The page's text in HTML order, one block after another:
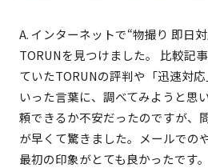
A. インターネットで“物撮り 即日
TORUNを見つけました。 比較記
ていたTORUNの評判や「迅速対
いった言葉に、調べてみようと思
頼できるか不安だったのですが、
が早くて驚きました。メールでの
最初の印象がとても良かったです。